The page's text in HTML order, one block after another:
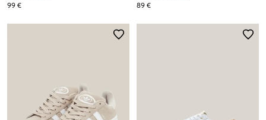
99 €
89 €